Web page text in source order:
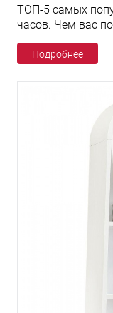
ТОП-5 самых
часов. Чем вас
Подробнее